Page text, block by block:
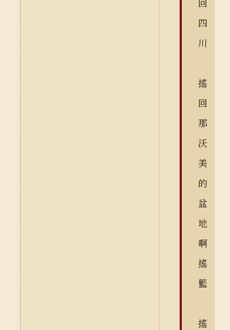
四
川
搖
回
那
沃
美
的
盆
地
啊
搖
籃
搖